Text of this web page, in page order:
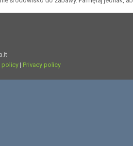
policy | Privacy policy